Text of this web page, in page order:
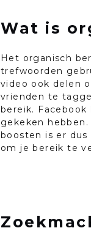
Wat is
Het organisch
trefwoorden
video ook delen
vrienden te
bereik.
gekeken
boosten is er
om je bereik te